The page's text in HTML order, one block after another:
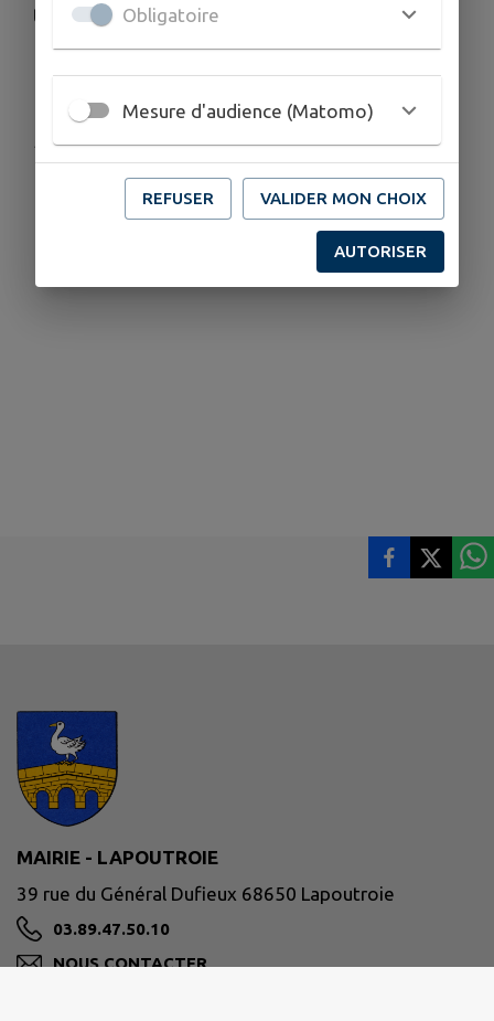
techniques de Lapoutroie.
Publié par Commune de LAPOUTROIE
MAIRIE - LAPOUTROIE
39 rue du Général Dufieux 68650 Lapoutroie
03.89.47.50.10
NOUS CONTACTER
Obligatoire
Mesure d'audience (Matomo)
REFUSER VALIDER MON CHOIX
AUTORISER